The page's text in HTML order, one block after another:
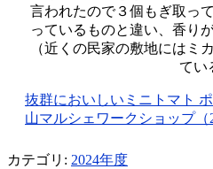
言われたので３個もぎ取っ
っているものと違い、香り
（近くの民家の敷地にはミ
てい
抜群においしいミニトマト
山マルシェワークショップ（
カテゴリ: 2024年度